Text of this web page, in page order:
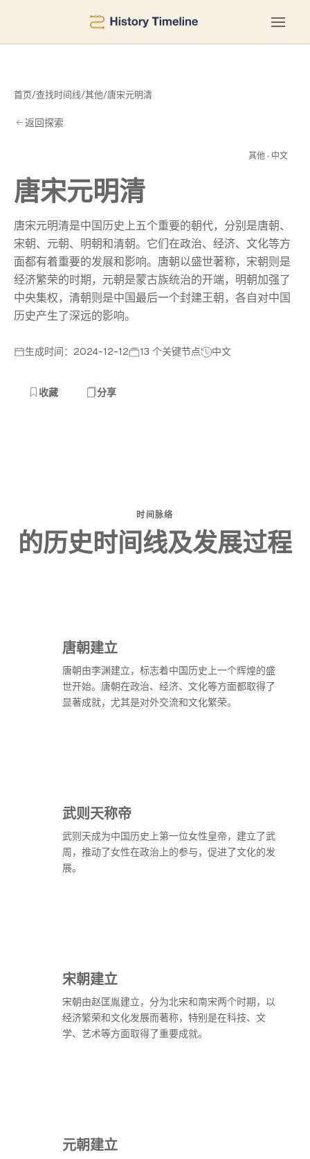
首页/查找时间线/其他/唐宋元明清
返回探索
其他 · 中文
唐宋元明清
唐宋元明清是中国历史上五个重要的朝代，分别是唐朝、
宋朝、元朝、明朝和清朝。它们在政治、经济、文化等方
面都有着重要的发展和影响。唐朝以盛世著称，宋朝则是
经济繁荣的时期，元朝是蒙古族统治的开端，明朝加强了
中央集权，清朝则是中国最后一个封建王朝，各自对中国
历史产生了深远的影响。
生成时间：2024-12-12 13 个关键节点 中文
收藏 分享
时间脉络
的历史时间线及发展过程
唐朝建立
唐朝由李渊建立，标志着中国历史上一个辉煌的盛
世开始。唐朝在政治、经济、文化等方面都取得了
显著成就，尤其是对外交流和文化繁荣。
武则天称帝
武则天成为中国历史上第一位女性皇帝，建立了武
周，推动了女性在政治上的参与，促进了文化的发
展。
宋朝建立
宋朝由赵匡胤建立，分为北宋和南宋两个时期，以
经济繁荣和文化发展而著称，特别是在科技、文
学、艺术等方面取得了重要成就。
元朝建立